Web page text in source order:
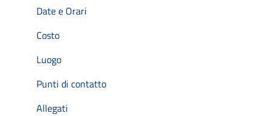
Date e Orari
Costo
Luogo
Punti di contatto
Allegati